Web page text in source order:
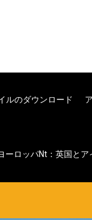
ルのダウンロード
ーロッパnt：英国とア